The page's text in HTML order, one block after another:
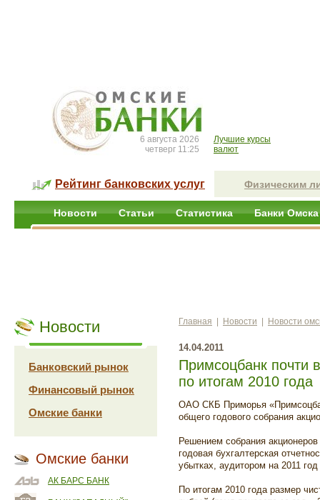
6 августа 2026
четверг 11:25
Лучшие курсы
валют
Рейтинг банковских услуг Физическим
Новости Статьи Статистика Банки Омска
Новости
Банковский рынок
Финансовый рынок
Омские банки
Омские банки
АК БАРС БАНК
Главная Новости Новости
14.04.2011
Примсоцбанк почти
по итогам 2010 года
ОАО СКБ Приморья
общего годового собрания
Решением собрания
годовая бухгалтерская
убытках, аудитором на 2011
По итогам 2010 года размер